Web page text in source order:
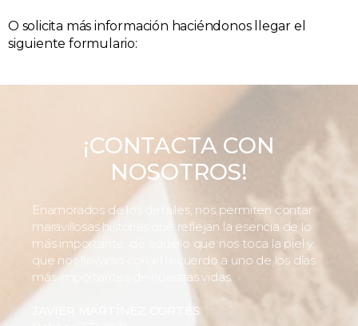
O solicita más información haciéndonos llegar el
siguiente formulario:
¡CONTACTA CON
NOSOTROS!
Enamorados de los detalles, nos permiten contar
maravillosas historias que reflejan la esencia de lo
más importante, de aquello que nos toca la piel y
que nos llevarán con el recuerdo a uno de los días
más importantes de nuestras vidas.
JAVIER MARTÍNEZ CORTÉS